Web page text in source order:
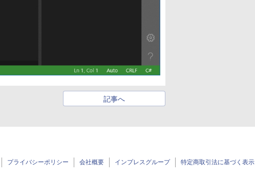
記事へ
プライバシーポリシー 会社概要 インプレスグループ 特定商取引法に基づく表示